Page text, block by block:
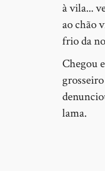
à vila...
ao chão
frio da
Chegou
lama.
*